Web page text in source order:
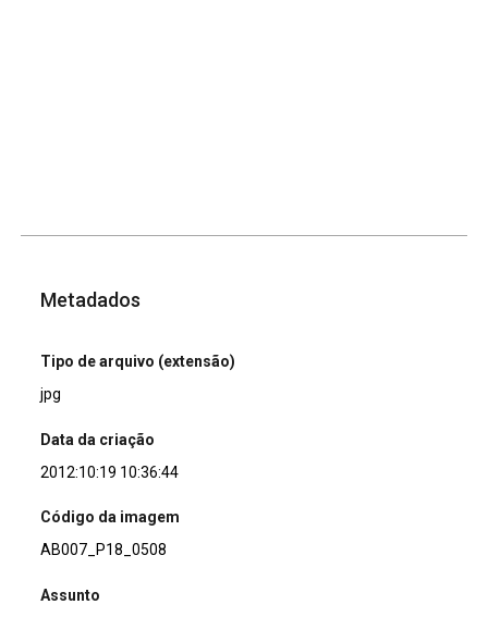
Metadados
Tipo de arquivo (extensão)
jpg
Data da criação
2012:10:19 10:36:44
Código da imagem
AB007_P18_0508
Assunto